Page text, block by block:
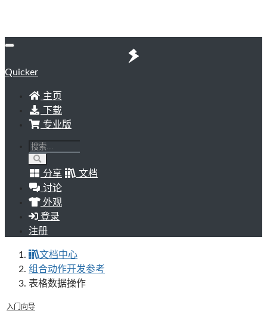
Quicker
主页
下载
专业版
分享
文档
讨论
外观
登录
注册
文档中心
组合动作开发参考
表格数据操作
入门向导